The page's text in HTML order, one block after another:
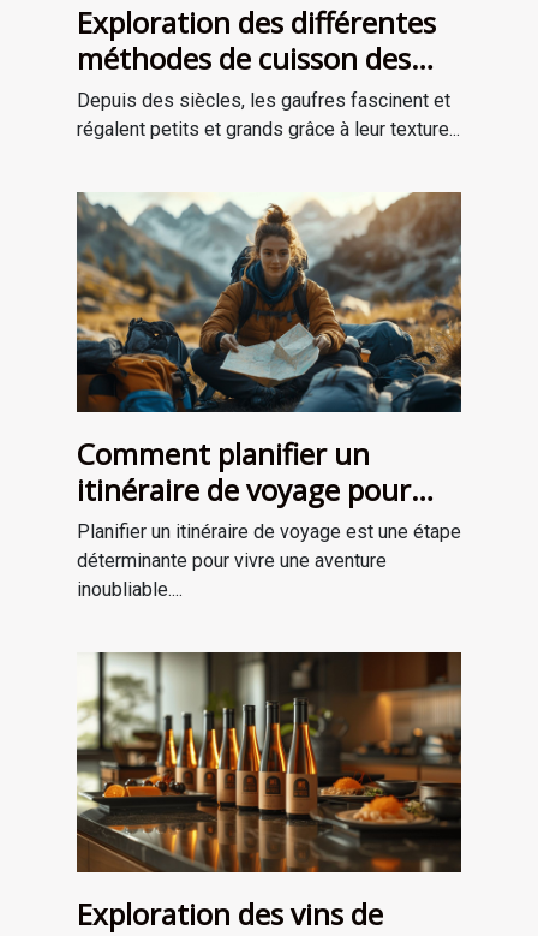
Exploration des différentes
méthodes de cuisson des
gaufres à travers les âges
Depuis des siècles, les gaufres fascinent et
régalent petits et grands grâce à leur texture...
Comment planifier un
itinéraire de voyage pour
une aventure mémorable
Planifier un itinéraire de voyage est une étape
déterminante pour vivre une aventure
inoubliable....
Exploration des vins de